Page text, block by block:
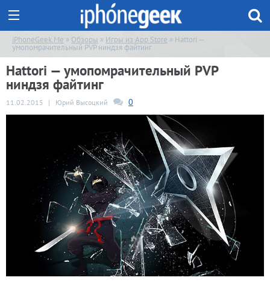
iPhoneGeek.Me » Обзоры » Игры из App Store » Hattori —
умопомрачительный PVP ниндзя файтинг
Hattori — умопомрачительный PVP
ниндзя файтинг
11.02.2015 | Юрий Высоцкий 0